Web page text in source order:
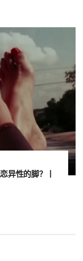
异性的脚？丨